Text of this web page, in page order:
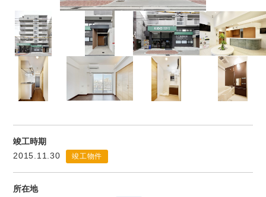
竣工時期
2015.11.30
竣工物件
所在地